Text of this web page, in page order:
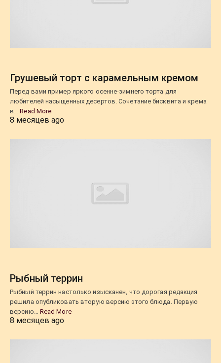
Грушевый торт с карамельным кремом
Перед вами пример яркого осенне-зимнего торта для
любителей насыщенных десертов. Сочетание бисквита и крема
в…Read More
8 месяцев ago
Рыбный террин
Рыбный террин настолько изысканен, что дорогая редакция
решила опубликовать вторую версию этого блюда. Первую
версию… Read More
8 месяцев ago